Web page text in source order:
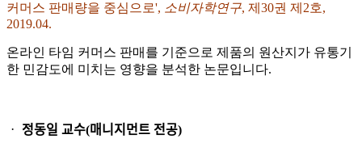
커머스 판매량을 중심으로', 소비자학연구, 제30권 제2호,
2019.04.
온라인 타임 커머스 판매를 기준으로 제품의 원산지가 유통기
한 민감도에 미치는 영향을 분석한 논문입니다.
ᆞ 정동일 교수(매니지먼트 전공)